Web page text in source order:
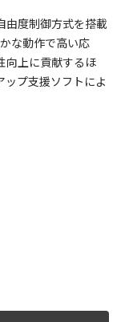
由度制御方式を搭載
な動作で高い応
向上に貢献するほ
プ支援ソフトによ